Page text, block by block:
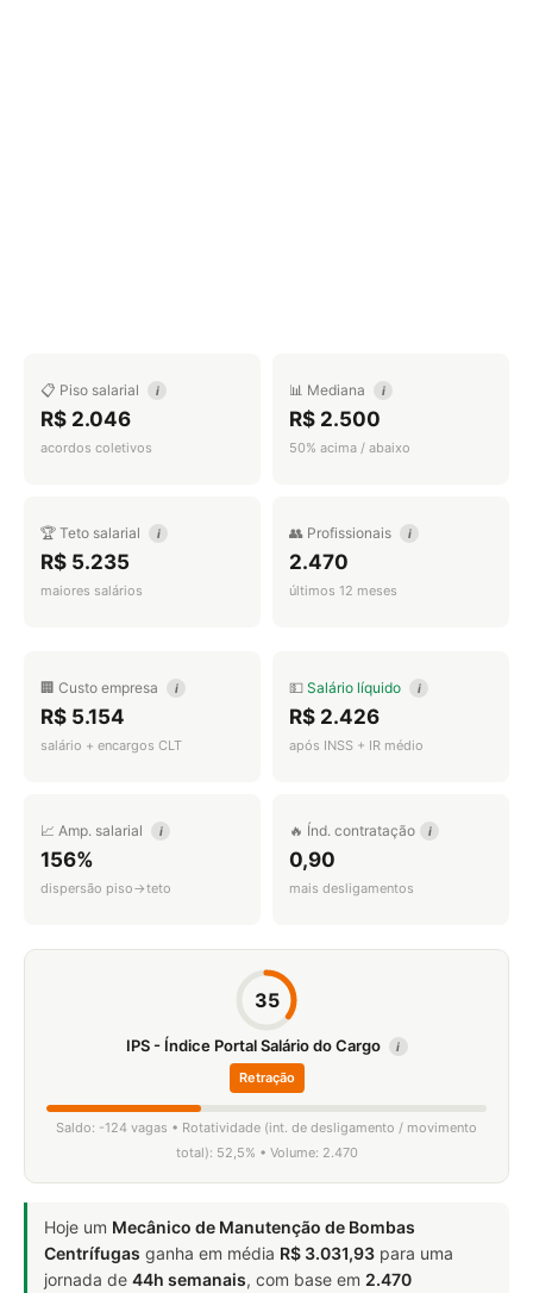
📋 Piso salarial i
R$ 2.046
acordos coletivos
📊 Mediana i
R$ 2.500
50% acima / abaixo
🏆 Teto salarial i
R$ 5.235
maiores salários
👥 Profissionais i
2.470
últimos 12 meses
🏢 Custo empresa i
R$ 5.154
salário + encargos CLT
💵 Salário líquido i
R$ 2.426
após INSS + IR médio
📈 Amp. salarial i
156%
dispersão piso→teto
🔥 Índ. contratação i
0,90
mais desligamentos
35
IPS - Índice Portal Salário do Cargo i
Retração
Saldo: -124 vagas • Rotatividade (int. de desligamento / movimento
total): 52,5% • Volume: 2.470
Hoje um Mecânico de Manutenção de Bombas
Centrífugas ganha em média R$ 3.031,93 para uma
jornada de 44h semanais, com base em 2.470